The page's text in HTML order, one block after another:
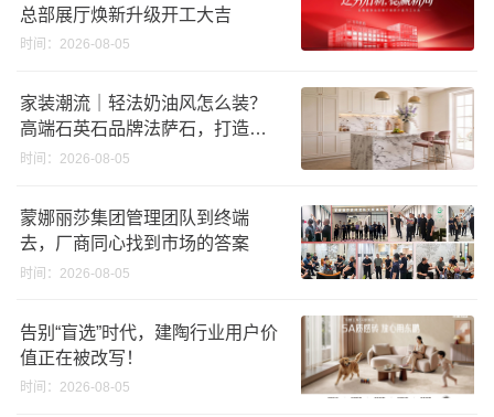
总部展厅焕新升级开工大吉
时间：2026-08-05
家装潮流｜轻法奶油风怎么装？
高端石英石品牌法萨石，打造质
感橱柜台面
时间：2026-08-05
蒙娜丽莎集团管理团队到终端
去，厂商同心找到市场的答案
时间：2026-08-05
告别“盲选”时代，建陶行业用户价
值正在被改写！
时间：2026-08-05